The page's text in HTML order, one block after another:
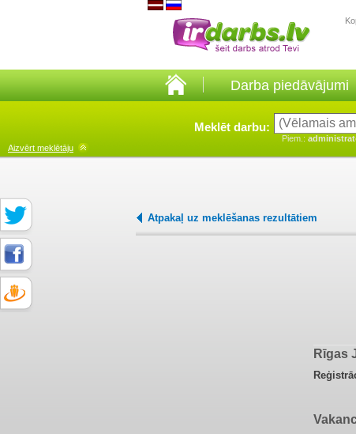
Darba piedāvājumi
Meklēt darbu:
Piem.:
Aizvērt meklētāju
Atpakaļ uz meklēšanas rezultātiem
Rīgas